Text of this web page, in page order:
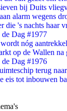
bij Duits
alarm wegens
die 's nachts haar
Dag #1977
nóg
op de Wallen na
Dag #1976
terug
eis tot inbouwen